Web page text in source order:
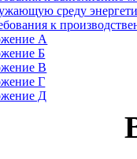
среду
к
А
Б
В
Г
Д